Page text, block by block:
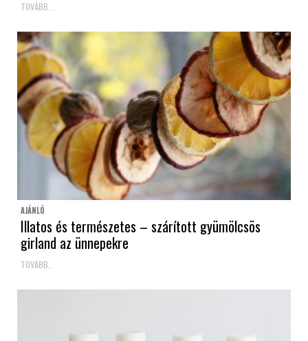
TOVÁBB...
AJÁNLÓ
Illatos és természetes – szárított gyümölcsös
girland az ünnepekre
TOVÁBB...